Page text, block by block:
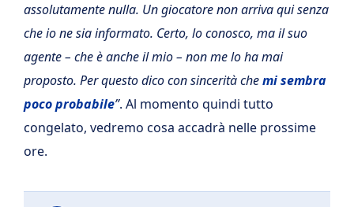
assolutamente nulla. Un giocatore non arriva qui senza
che io ne sia informato. Certo, lo conosco, ma il suo
agente – che è anche il mio – non me lo ha mai
proposto. Per questo dico con sincerità chemi sembra
poco probabile”. Al momento quindi tutto
congelato, vedremo cosa accadrà nelle prossime
ore.